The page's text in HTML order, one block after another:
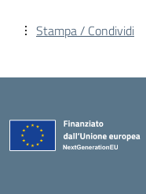
Stampa / Condividi